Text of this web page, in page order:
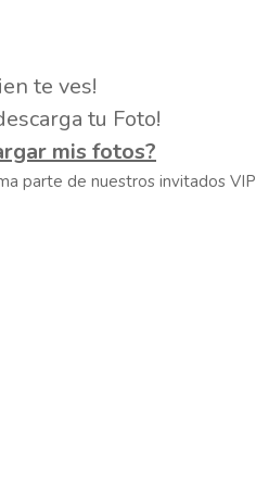
te ves!
tu Foto!
mis fotos?
parte de nuestros invitados VIP